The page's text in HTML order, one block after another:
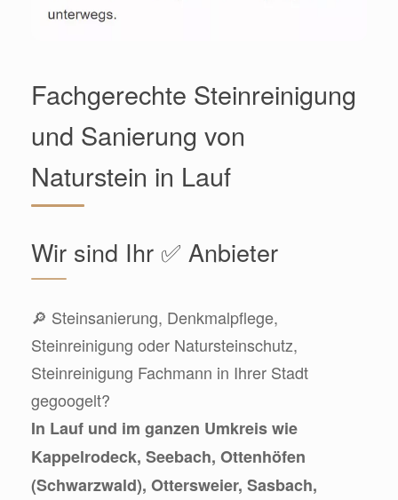
Fachgerechte Steinreinigung
und Sanierung von
Naturstein in Lauf
Wir sind Ihr ✅ Anbieter
🔎 Steinsanierung, Denkmalpflege,
Steinreinigung oder Natursteinschutz,
Steinreinigung Fachmann in Ihrer Stadt
gegoogelt?
In Lauf und im ganzen Umkreis wie
Kappelrodeck, Seebach, Ottenhöfen
(Schwarzwald), Ottersweier, Sasbach,